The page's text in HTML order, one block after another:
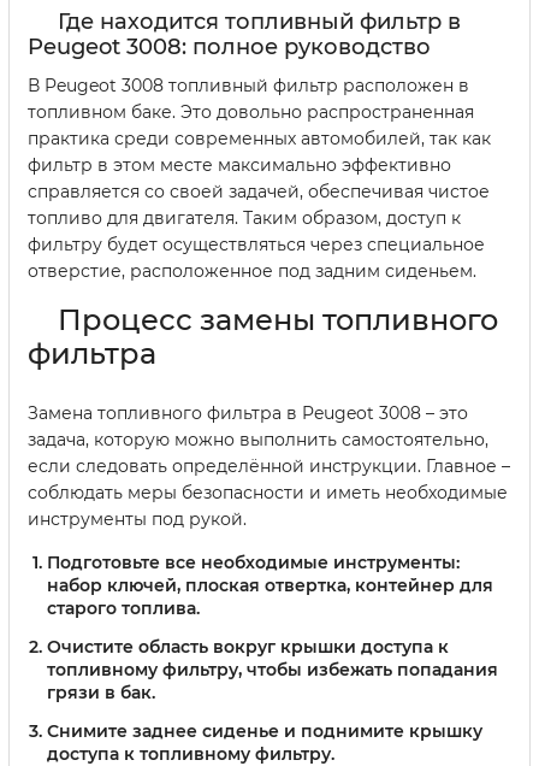
Где находится топливный фильтр в
Peugeot 3008: полное руководство
В Peugeot 3008 топливный фильтр расположен в
топливном баке. Это довольно распространенная
практика среди современных автомобилей, так как
фильтр в этом месте максимально эффективно
справляется со своей задачей, обеспечивая чистое
топливо для двигателя. Таким образом, доступ к
фильтру будет осуществляться через специальное
отверстие, расположенное под задним сиденьем.
Процесс замены топливного
фильтра
Замена топливного фильтра в Peugeot 3008 – это
задача, которую можно выполнить самостоятельно,
если следовать определённой инструкции. Главное –
соблюдать меры безопасности и иметь необходимые
инструменты под рукой.
Подготовьте все необходимые инструменты:
набор ключей, плоская отвертка, контейнер для
старого топлива.
Очистите область вокруг крышки доступа к
топливному фильтру, чтобы избежать попадания
грязи в бак.
Снимите заднее сиденье и поднимите крышку
доступа к топливному фильтру.